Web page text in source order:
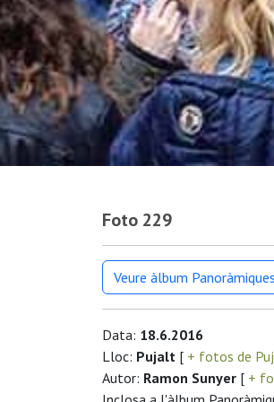
Foto 229
Veure àlbum Panoràmiques
Data: 18.6.2016
Lloc: Pujalt [ + fotos de
Autor: Ramon Sunyer [ +